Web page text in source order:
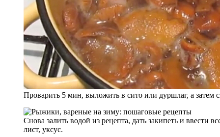
Проварить 5 мин, выложить в сито или дуршлаг, а затем
Снова залить водой из рецепта, дать закипеть и ввести
лист, уксус.